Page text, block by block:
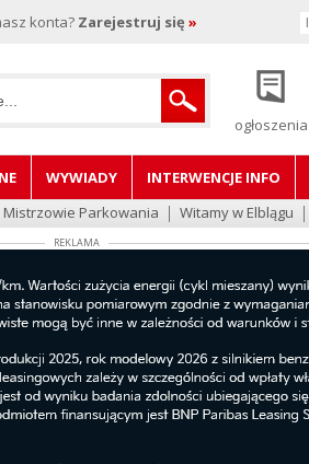
konta? Zarejestruj się »
ogłoszenia
WYWIADY INTERWENCJE INFO
Mistrzowie Parkowania Witamy w Elblągu
REKLAMA